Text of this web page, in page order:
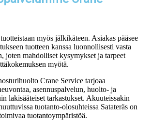
myös jälkikäteen. Asiakas pääsee
tuotteen kanssa luonnollisesti vasta
joten mahdolliset kysymykset ja tarpeet
myötä.
Crane Service tarjoaa
asennuspalvelun, huolto- ja
lakisääteiset tarkastukset. Akuuteissakin
tuotanto-olosuhteissa Satateräs on
tuotantoympäristöä.